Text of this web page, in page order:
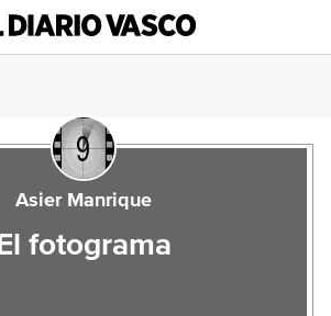
Asier Manrique
El fotograma